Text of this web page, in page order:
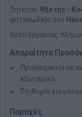
Ζητείται Ψήστης -
ψητοπωλείο στο
Θέση εργασίας
Απαραίτητα
Προϋπηρεσία σε
εξωτερικό.
Επιθυμία για
Παροχές